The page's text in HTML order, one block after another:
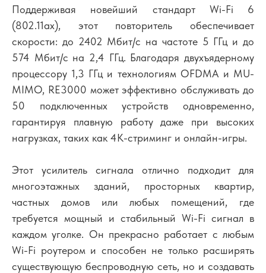
Поддерживая новейший стандарт Wi-Fi 6
(802.11ax), этот повторитель обеспечивает
скорости: до 2402 Мбит/с на частоте 5 ГГц и до
574 Мбит/с на 2,4 ГГц. Благодаря двухъядерному
процессору 1,3 ГГц и технологиям OFDMA и MU-
MIMO, RE3000 может эффективно обслуживать до
50 подключенных устройств одновременно,
гарантируя плавную работу даже при высоких
нагрузках, таких как 4K-стриминг и онлайн-игры.
Этот усилитель сигнала отлично подходит для
многоэтажных зданий, просторных квартир,
частных домов или любых помещений, где
требуется мощный и стабильный Wi-Fi сигнал в
каждом уголке. Он прекрасно работает с любым
Wi-Fi роутером и способен не только расширять
существующую беспроводную сеть, но и создавать